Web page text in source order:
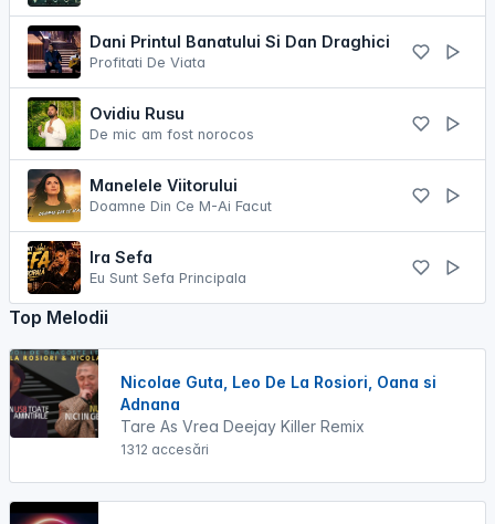
Dani Printul Banatului Si Dan Draghici
Profitati De Viata
Ovidiu Rusu
De mic am fost norocos
Manelele Viitorului
Doamne Din Ce M-Ai Facut
Ira Sefa
Eu Sunt Sefa Principala
Top Melodii
Nicolae Guta, Leo De La Rosiori, Oana si
Adnana
Tare As Vrea Deejay Killer Remix
1312 accesări